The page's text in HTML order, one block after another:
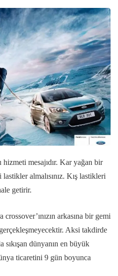
mesajıdır. Kar yağan bir
lastikler almalısınız. Kış lastikleri
getirir.
arkasına bir gemi
Aksi takdirde
sıkışan dünyanın en büyük
ticaretini 9 gün boyunca